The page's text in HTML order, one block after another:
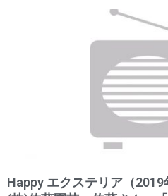
Happy エクステリア（